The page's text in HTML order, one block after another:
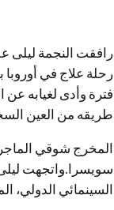
رافقت النجمة ليلى
رحلة علاج في
فترة وأدى لغيابه
طريقه من العين
المخرج شوقي
سويسرا.واتجهت
السينمائي الدولي،